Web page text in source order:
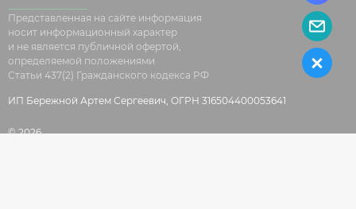
Представленная на сайте информация
носит информационный характер
и не является публичной офертой,
определяемой положениями
Статьи 437(2) Гражданского кодекса РФ
ИП Бережной Артем Сергеевич, ОГРН 316504400053641
© 2026